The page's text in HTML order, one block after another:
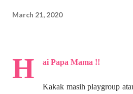
March 21, 2020
H ai Papa Mama !!
Kakak masih playgroup